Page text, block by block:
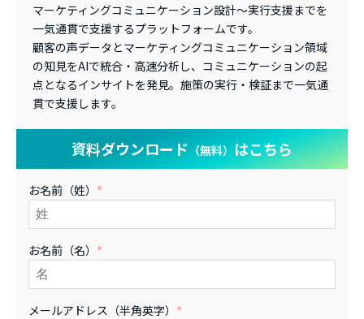
マーケティングコミュニケーション設計～実行支援までを
一気通貫で支援するプラットフォームです。
顧客の声データとマーケティングコミュニケーション領域
の知見をAIで統合・高速分析し、コミュニケーションの起
点となるインサイトを発見。施策の実行・検証まで一気通
貫で支援します。
資料ダウンロード （無料） はこちら
お名前（姓） *
お名前（名） *
メールアドレス（半角英字） *